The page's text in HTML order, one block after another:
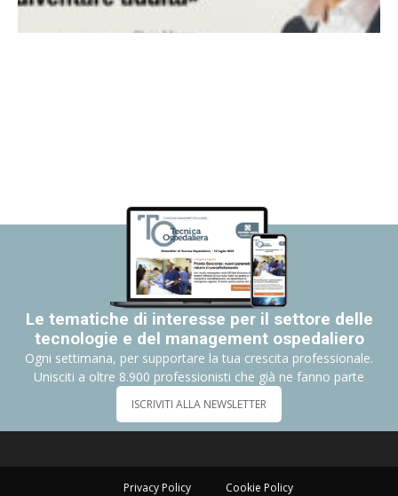
Le tematiche di interesse per il settore delle
tecnologie e del management ospedaliero
Ogni settimana, per supportare la tua crescita professionale.
Unisciti a oltre 8.900 professionisti che già ne fanno parte
ISCRIVITI ALLA NEWSLETTER
Privacy Policy Cookie Policy